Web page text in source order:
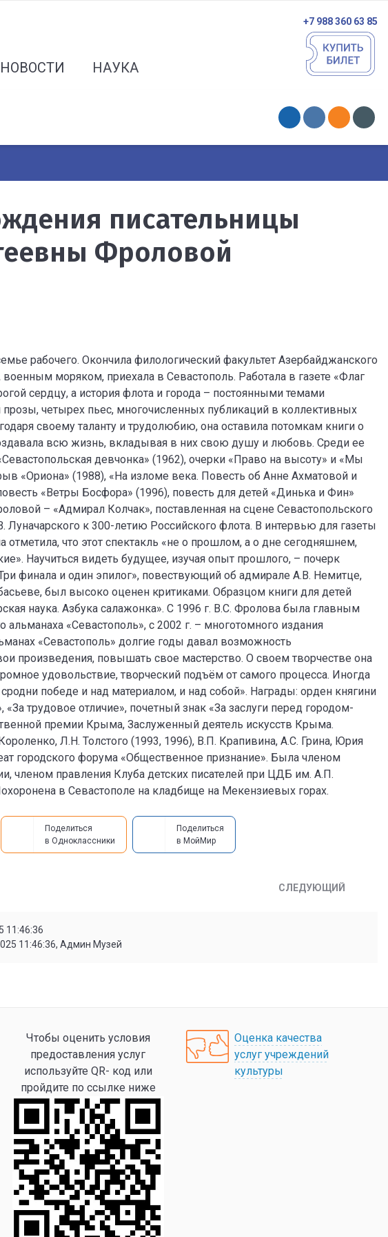
НОВОСТИ НАУКА
+7 988 360 63 85
писательницы
Фроловой
рабочего. Окончила филологический факультет Азербайджанского
моряком, приехала в Севастополь. Работала в газете «Флаг
сердцу, а история флота и города – постоянными темами
прозы, четырех пьес, многочисленных публикаций в коллективных
своему таланту и трудолюбию, она оставила потомкам книги о
всю жизнь, вкладывая в них свою душу и любовь. Среди ее
девчонка» (1962), очерки «Право на высоту» и «Мы
«Ориона» (1988), «На изломе века. Повесть об Анне Ахматовой и
«Ветры Босфора» (1996), повесть для детей «Динька и Фин»
– «Адмирал Колчак», поставленная на сцене Севастопольского
Луначарского к 300-летию Российского флота. В интервью для газеты
отметила, что этот спектакль «не о прошлом, а о дне сегодняшнем,
Научиться видеть будущее, изучая опыт прошлого, – почерк
финала и один эпилог», повествующий об адмирале А.В. Немитце,
был высоко оценен критиками. Образцом книги для детей
наука. Азбука салажонка». С 1996 г. В.С. Фролова была главным
«Севастополь», с 2002 г. – многотомного издания
«Севастополь» долгие годы давал возможность
произведения, повышать свое мастерство. О своем творчестве она
удовольствие, творческий подъём от самого процесса. Иногда
победе и над материалом, и над собой». Награды: орден княгини
трудовое отличие», почетный знак «За заслуги перед городом-
премии Крыма, Заслуженный деятель искусств Крыма.
Л.Н. Толстого (1993, 1996), В.П. Крапивина, А.С. Грина, Юрия
городского форума «Общественное признание». Была членом
членом правления Клуба детских писателей при ЦДБ им. А.П.
в Севастополе на кладбище на Мекензиевых горах.
Поделиться
в Одноклассники
Поделиться
в МойМир
СЛЕДУЮЩИЙ
11:46:36
11:46:36, Админ Музей
Чтобы оценить условия
предоставления услуг
используйте QR- код или
пройдите по ссылке ниже
Оценка качества
услуг учреждений
культуры